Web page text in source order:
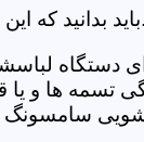
بدانید که
دستگاه
ها و یا
سامسونگ